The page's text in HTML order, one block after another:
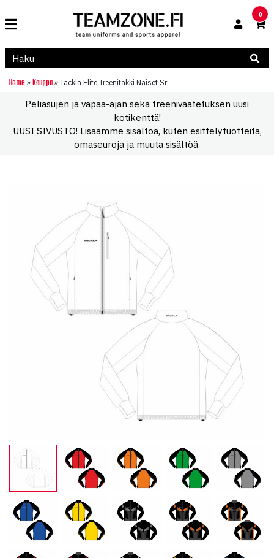
0
Home » Kauppa » Tackla Elite Treenitakki Naiset Sr
Peliasujen ja vapaa-ajan sekä treenivaatetuksen uusi
kotikenttä!
UUSI SIVUSTO! Lisäämme sisältöä, kuten esittelytuotteita,
omaseuroja ja muuta sisältöä.